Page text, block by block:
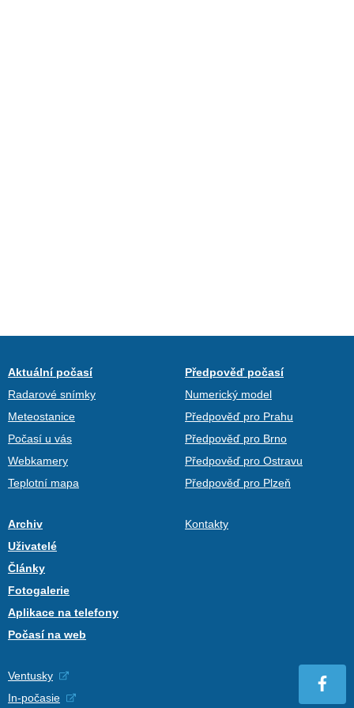
Aktuální počasí
Radarové snímky
Meteostanice
Počasí u vás
Webkamery
Teplotní mapa
Předpověď počasí
Numerický model
Předpověď pro Prahu
Předpověď pro Brno
Předpověď pro Ostravu
Předpověď pro Plzeň
Archiv
Uživatelé
Články
Fotogalerie
Aplikace na telefony
Počasí na web
Kontakty
Ventusky
In-počasie